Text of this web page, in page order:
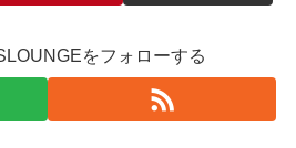
をフォローする